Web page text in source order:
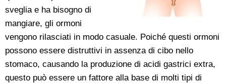
sveglia e ha bisogno di
mangiare, gli ormoni
vengono rilasciati in modo casuale. Poiché questi ormoni
possono essere distruttivi in assenza di cibo nello
stomaco, causando la produzione di acidi gastrici extra,
questo può essere un fattore alla base di molti tipi di